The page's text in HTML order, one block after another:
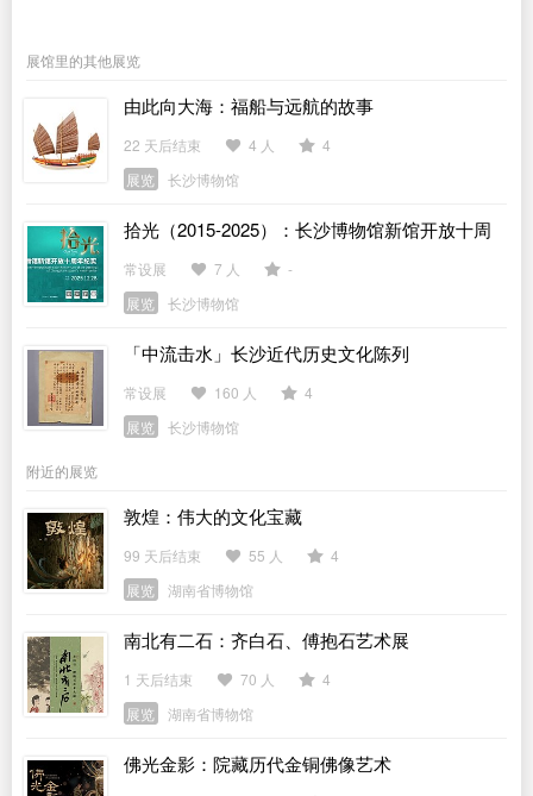
展馆里的其他展览
由此向大海：福船与远航的故事
22 天后结束 4 人
4
展览
长沙博物馆
拾光（2015-2025）：长沙博物馆新馆开放十周
年纪实
常设展 7 人
-
展览
长沙博物馆
「中流击水」长沙近代历史文化陈列
常设展 160 人
4
展览
长沙博物馆
附近的展览
敦煌：伟大的文化宝藏
99 天后结束 55 人
4
展览
湖南省博物馆
南北有二石：齐白石、傅抱石艺术展
1 天后结束 70 人
4
展览
湖南省博物馆
佛光金影：院藏历代金铜佛像艺术